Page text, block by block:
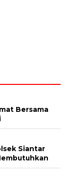
Bersama
Siantar